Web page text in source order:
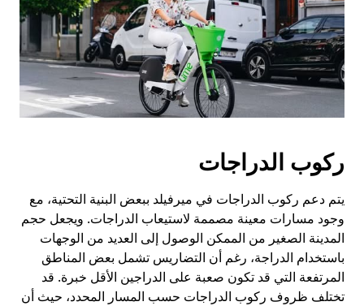
ركوب الدراجات
يتم دعم ركوب الدراجات في ميرفيلد ببعض البنية التحتية، مع
وجود مسارات معينة مصممة لاستيعاب الدراجات. ويجعل حجم
المدينة الصغير من الممكن الوصول إلى العديد من الوجهات
باستخدام الدراجة، رغم أن التضاريس تشمل بعض المناطق
المرتفعة التي قد تكون صعبة على الدراجين الأقل خبرة. قد
تختلف ظروف ركوب الدراجات حسب المسار المحدد، حيث أن